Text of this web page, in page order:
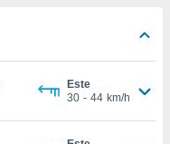
Este
30 - 44 km/h